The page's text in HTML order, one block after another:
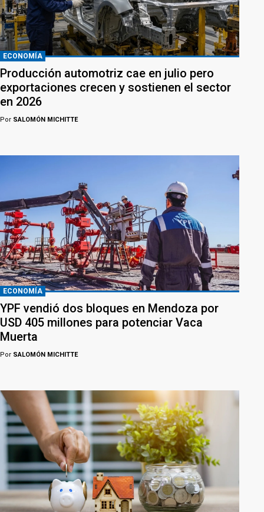
ECONOMÍA
Producción automotriz cae en julio pero
exportaciones crecen y sostienen el sector
en 2026
Por SALOMÓN MICHITTE
ECONOMÍA
YPF vendió dos bloques en Mendoza por
USD 405 millones para potenciar Vaca
Muerta
Por SALOMÓN MICHITTE